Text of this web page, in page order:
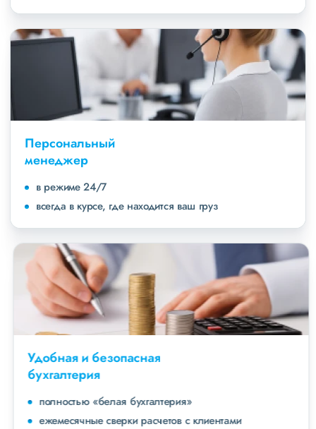
Персональный
менеджер
в режиме 24/7
всегда в курсе, где находится ваш груз
Удобная и безопасная
бухгалтерия
полностью «белая бухгалтерия»
ежемесячные сверки расчетов с клиентами